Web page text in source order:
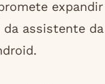
expandir
assistente